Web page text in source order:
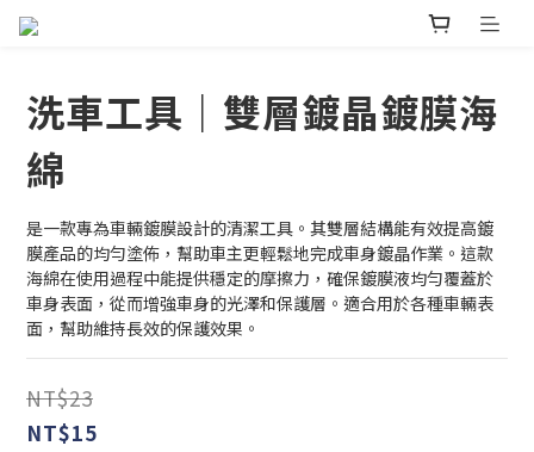
洗車工具｜雙層鍍晶鍍膜海
綿
是一款專為車輛鍍膜設計的清潔工具。其雙層結構能有效提高鍍
膜產品的均勻塗佈，幫助車主更輕鬆地完成車身鍍晶作業。這款
海綿在使用過程中能提供穩定的摩擦力，確保鍍膜液均勻覆蓋於
車身表面，從而增強車身的光澤和保護層。適合用於各種車輛表
面，幫助維持長效的保護效果。
NT$23
NT$15